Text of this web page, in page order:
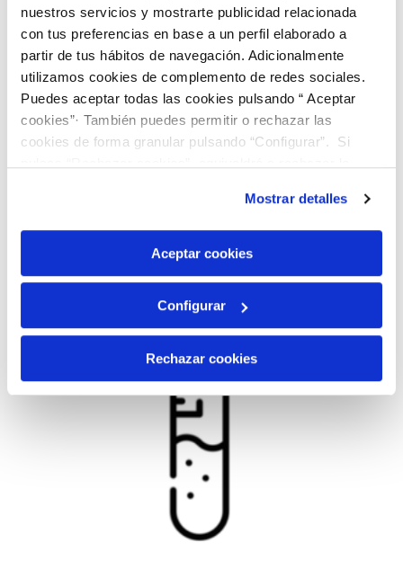
nuestros servicios y mostrarte publicidad relacionada
con tus preferencias en base a un perfil elaborado a
partir de tus hábitos de navegación. Adicionalmente
utilizamos cookies de complemento de redes sociales.
Puedes aceptar todas las cookies pulsando “ Aceptar
cookies”· También puedes permitir o rechazar las
cookies de forma granular pulsando “Configurar”. Si
son indispensables para que el sitio web funcione y que
por tanto no se pueden desactivar. Puedes consultar
más información en nuestraPolítica de Cookies
Mostrar detalles
Aceptar cookies
Configurar
Rechazar cookies
993003-BCF 50-100 Fago ɸX174 ATCC 13706-B1
(5 Unidades)
235,00 €